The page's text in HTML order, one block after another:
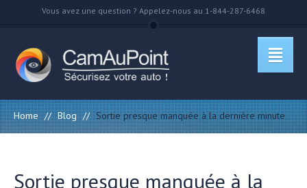
Vous avez une question ? Appelez-nous au 1-844-287-6468
Home // Blog // Sortie presque manquée à la dernière minute
Sortie presque manquée à la